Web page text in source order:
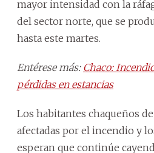
mayor intensidad con la
del sector norte, que se
hasta este martes.
Entérese más: Chaco:
pérdidas en estancias
Los habitantes chaqueños
afectadas por el incendio y
esperan que continúe